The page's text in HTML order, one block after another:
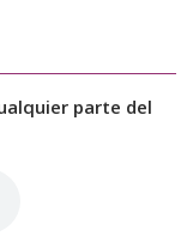
parte del